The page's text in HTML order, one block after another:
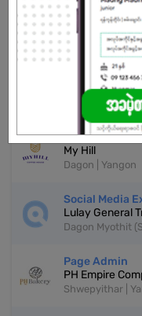
Don't
More Similar
Page Admin
My Hill
Dagon | Yangon
Social Media
Lulay General
Dagon Myothit
Page Admin
PH Empire
Shwepyithar |